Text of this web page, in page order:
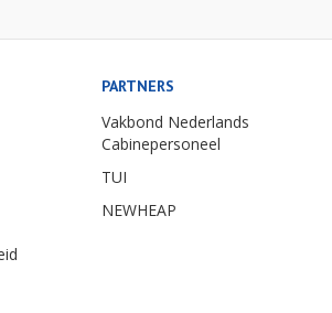
PARTNERS
Vakbond Nederlands
Cabinepersoneel
TUI
NEWHEAP